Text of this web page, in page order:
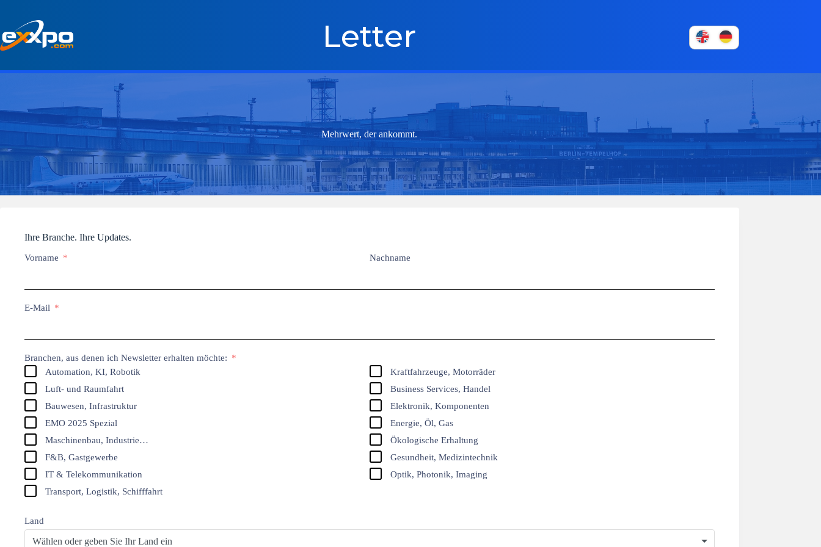
Inhalt
Letter
Mehrwert, der ankommt.
Ihre Branche. Ihre Updates.
Vorname Nachname
E-Mail
Branchen, aus denen ich Newsletter erhalten möchte:
Automation, KI, Robotik
Kraftfahrzeuge, Motorräder
Luft- und Raumfahrt
Business Services, Handel
Bauwesen, Infrastruktur
Elektronik, Komponenten
EMO 2025 Spezial
Energie, Öl, Gas
Maschinenbau, Industrie…
Ökologische Erhaltung
F&B, Gastgewerbe
Gesundheit, Medizintechnik
IT & Telekommunikation
Optik, Photonik, Imaging
Transport, Logistik, Schifffahrt
Land
Wählen oder geben Sie Ihr Land ein